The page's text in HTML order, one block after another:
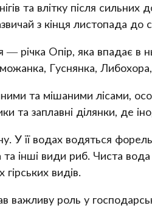
та влітку після
з кінця листопада до
— річка Опір, яка впадає в
Гуснянка,
та мішаними лісами,
та заплавні ділянки, де
У її водах водяться
та інші види риб. Чиста
видів.
важливу роль у